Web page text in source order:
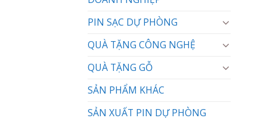
PIN SẠC DỰ PHÒNG
QUÀ TẶNG CÔNG NGHỆ
QUÀ TẶNG GỖ
SẢN PHẨM KHÁC
SẢN XUẤT PIN DỰ PHÒNG